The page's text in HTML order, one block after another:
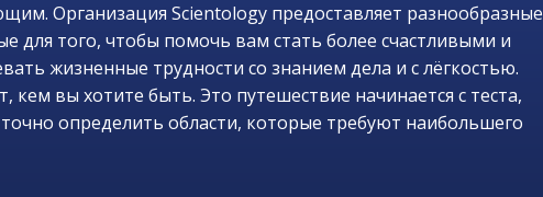
Организация Scientology предоставляет разнообразные
для того, чтобы помочь вам стать более счастливыми и
жизненные трудности со знанием дела и с лёгкостью.
кем вы хотите быть. Это путешествие начинается с теста,
определить области, которые требуют наибольшего